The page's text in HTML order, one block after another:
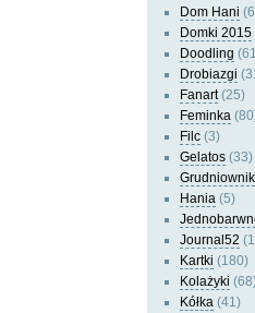
Dom Hani
Domki 2015
Doodling
Drobiazgi
Fanart(25)
Feminka
Filc (3)
Gelatos (33)
Grudniownik
Hania (5)
Journal52
Kartki (180)
Kolażyki
Kółka (41)